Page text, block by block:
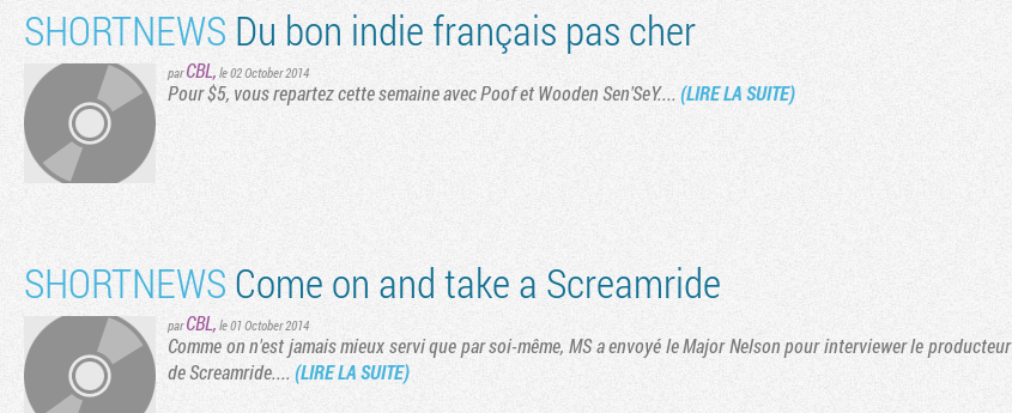
SHORTNEWS Du bon indie français pas cher
parCBL, le 02 October 2014
Pour $5, vous repartez cette semaine avec Poof et Wooden Sen'SeY.... (LIRE LA SUITE)
SHORTNEWS Come on and take a Screamride
parCBL, le 01 October 2014
Comme on n'est jamais mieux servi que par soi-même, MS a envoyé le Major Nelson pour interviewer le producteur
de Screamride.... (LIRE LA SUITE)